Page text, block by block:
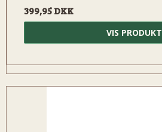
399,95 DKK
VIS PRODUKT